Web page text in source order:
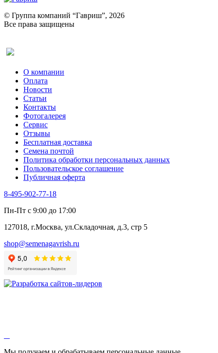
Ревень
Рукола
Рута
Тмин
Трава для чая
Туласи
Укроп
Фенхель пряный
Хризантема овощная
Цикорий пряный
Цикорий салатный (Витлуф)
Черемша
Шпинат
Щавель
Эндивий
Эстрагон
Алтей
Бессмертник
Валериана
Валерианелла
Гибискус лекарственный
Девясил
Душица
Змееголовник
© Группа компаний “Гавриш”, 2026
Все права защищены
О компании
Оплата
Новости
Статьи
Контакты
Фотогалерея​
Сервис
Отзывы
Бесплатная доставка
Семена почтой
Политика обработки персональных данных
Пользовательское соглашение
Публичная оферта
8-495-902-77-18
Пн-Пт с 9:00 до 17:00
127018, г.Москва, ул.Складочная, д.3, стр 5
shop@semenagavrish.ru